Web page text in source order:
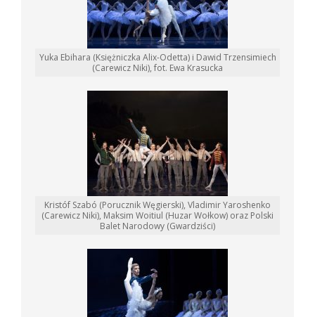
Yuka Ebihara (Księżniczka Alix-Odetta) i Dawid Trzensimiech
(Carewicz Niki), fot. Ewa Krasucka
Kristóf Szabó (Porucznik Węgierski), Vladimir Yaroshenko
(Carewicz Niki), Maksim Woitiul (Huzar Wołkow) oraz Polski
Balet Narodowy (Gwardziści)